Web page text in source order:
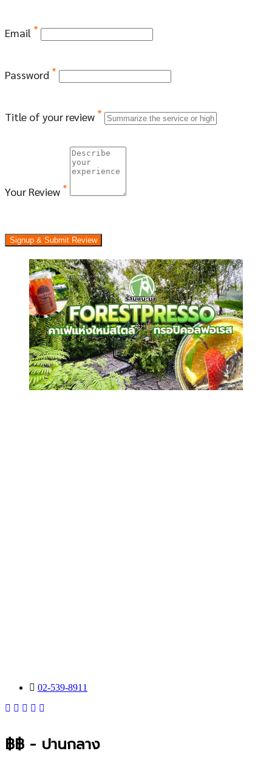
Email *
Password *
Title of your review *
Your Review *
Signup & Submit Review
02-539-8911
฿฿ - ปานกลาง